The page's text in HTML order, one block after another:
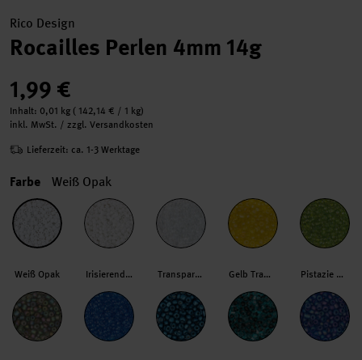
Rico Design
Rocailles Perlen 4mm 14g
1,99 €
Inhalt: 0,01 kg ( 142,14 € / 1 kg)
inkl. MwSt. / zzgl. Versandkosten
Lieferzeit: ca. 1-3 Werktage
Farbe Weiß Opak
Weiß Opak Irisierend Weiß Transparent Gelb Transparent Pistazie Glänzend